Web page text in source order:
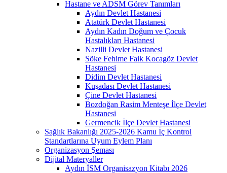
Hastane ve ADSM Görev Tanımları
Aydın Devlet Hastanesi
Atatürk Devlet Hastanesi
Aydın Kadın Doğum ve Çocuk
Hastalıkları Hastanesi
Nazilli Devlet Hastanesi
Söke Fehime Faik Kocagöz Devlet
Hastanesi
Didim Devlet Hastanesi
Kuşadası Devlet Hastanesi
Çine Devlet Hastanesi
Bozdoğan Rasim Menteşe İlçe Devlet
Hastanesi
Germencik İlçe Devlet Hastanesi
Sağlık Bakanlığı 2025-2026 Kamu İç Kontrol
Standartlarına Uyum Eylem Planı
Organizasyon Şeması
Dijital Materyaller
Aydın İSM Organisazyon Kitabı 2026